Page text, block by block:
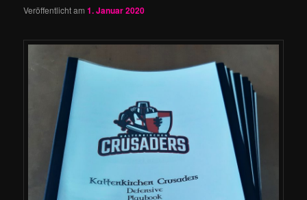
Veröffentlicht am1. Januar 2020